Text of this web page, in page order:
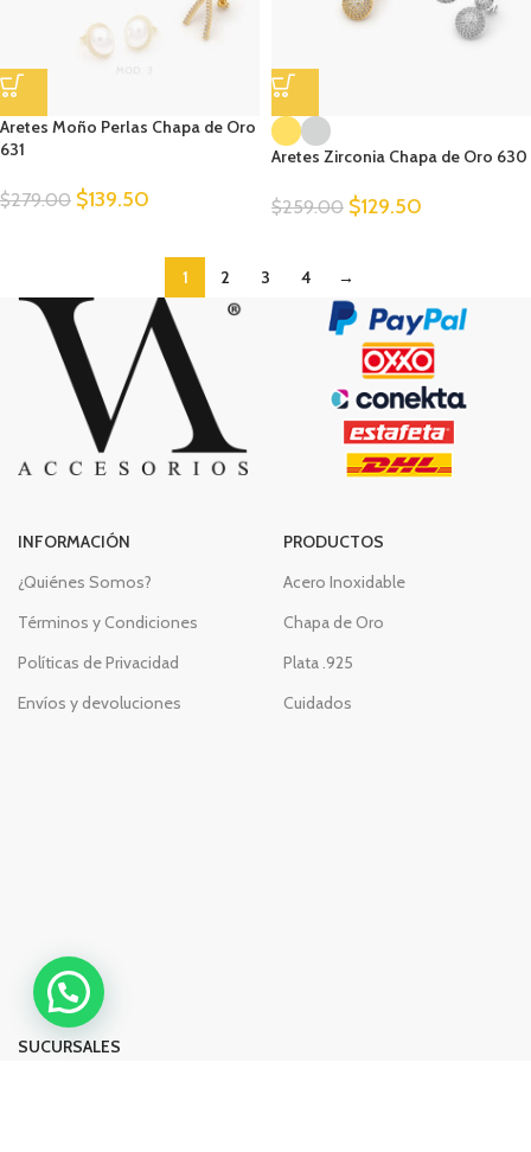
Aretes Moño Perlas Chapa de Oro
631
$279.00 $139.50
Aretes Zirconia Chapa de Oro 630
$259.00 $129.50
1 2 3 4 →
INFORMACIÓN
¿Quiénes Somos?
Términos y Condiciones
Políticas de Privacidad
Envíos y devoluciones
PRODUCTOS
Acero Inoxidable
Chapa de Oro
Plata .925
Cuidados
SUCURSALES